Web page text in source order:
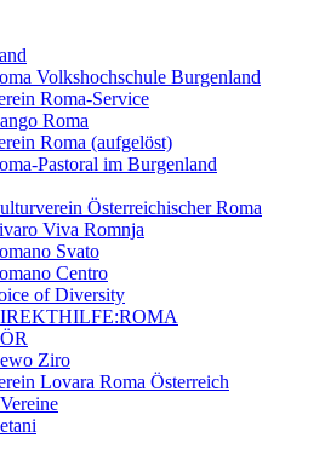
Volkshochschule Burgenland
Roma-Service
Roma
Roma (aufgelöst)
Pastoral im Burgenland
Österreichischer Roma
Viva Romnja
Svato
Centro
of Diversity
Ziro
Lovara Roma Österreich